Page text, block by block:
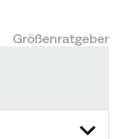
Größenratgeber